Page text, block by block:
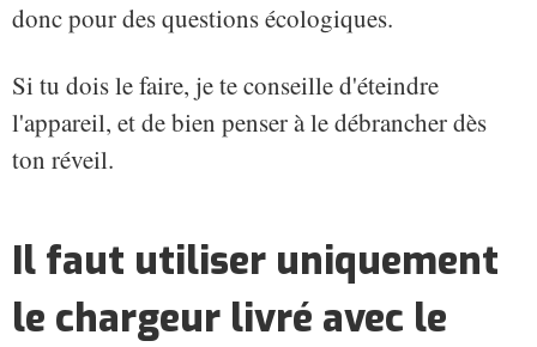
donc pour des questions écologiques.
Si tu dois le faire, je te conseille d'éteindre
l'appareil, et de bien penser à le débrancher dès
ton réveil.
Il faut utiliser uniquement
le chargeur livré avec le